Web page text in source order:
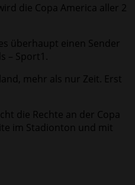
die Copa America aller 2
überhaupt einen Sender
– Sport1.
mehr als nur Zeit. Erst
die Rechte an der Copa
im Stadionton und mit